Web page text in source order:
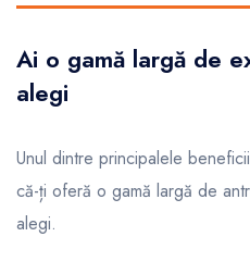
Ai o gamă largă de
alegi
Unul dintre principalele
că-ți oferă o gamă largă de
alegi.